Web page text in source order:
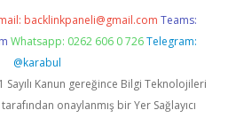
backlinkpaneli@gmail.com Teams:
Whatsapp: 0262 606 0 726 Telegram:
@karabul
Sayılı Kanun gereğince Bilgi Teknolojileri
onaylanmış bir Yer Sağlayıcı